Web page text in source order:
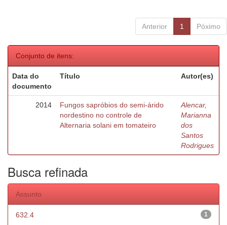
Anterior 1 Póximo
Conjunto de itens:
Data do
documento
Título Autor(es)
2014
Fungos sapróbios do semi-árido
nordestino no controle de
Alternaria solani em tomateiro
Alencar,
Marianna
dos
Santos
Rodrigues
Busca refinada
Assunto
1
632.4